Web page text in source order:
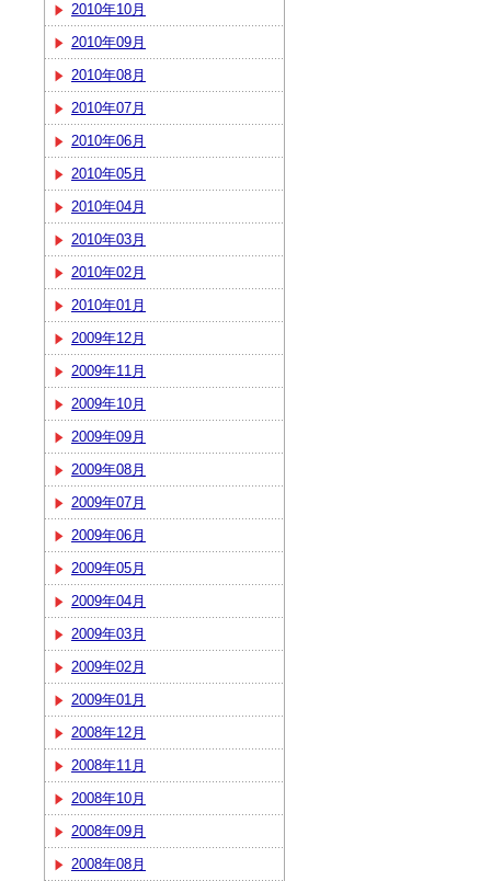
2010年10月
2010年09月
2010年08月
2010年07月
2010年06月
2010年05月
2010年04月
2010年03月
2010年02月
2010年01月
2009年12月
2009年11月
2009年10月
2009年09月
2009年08月
2009年07月
2009年06月
2009年05月
2009年04月
2009年03月
2009年02月
2009年01月
2008年12月
2008年11月
2008年10月
2008年09月
2008年08月